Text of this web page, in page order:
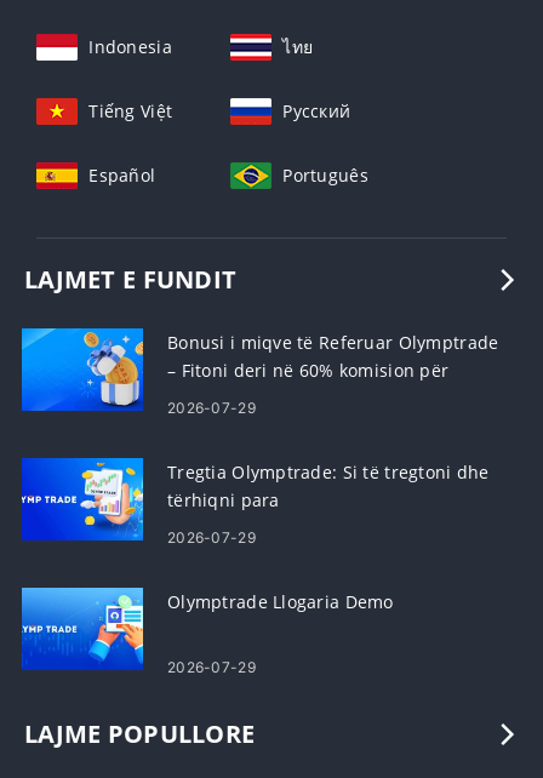
Indonesia ไทย
Tiếng Việt Русский
Español Português
LAJMET E FUNDIT
Bonusi i miqve të Referuar Olymptrade
– Fitoni deri në 60% komision për
referimet
2026-07-29
Tregtia Olymptrade: Si të tregtoni dhe
tërhiqni para
2026-07-29
Olymptrade Llogaria Demo
2026-07-29
LAJME POPULLORE